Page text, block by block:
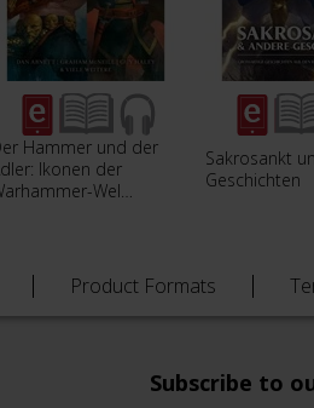
Hammer und der
Ikonen der
Wel…
Sakrosankt
Geschichten
Product Formats
Subscribe to